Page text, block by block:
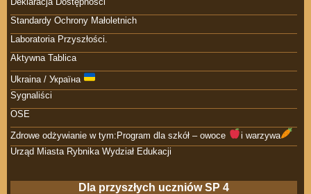
Standardy Ochrony Małoletnich
Laboratoria Przyszłości.
Aktywna Tablica
Ukraina / Україна
Sygnaliści
OSE
Zdrowe odżywianie w tym:Program dla szkół – owoce
i warzywa
Urząd Miasta Rybnika Wydział Edukacji
Dla przyszłych uczniów SP 4